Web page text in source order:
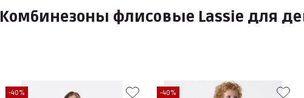
Комбинезоны флисовые Lassie для
-40% -40%